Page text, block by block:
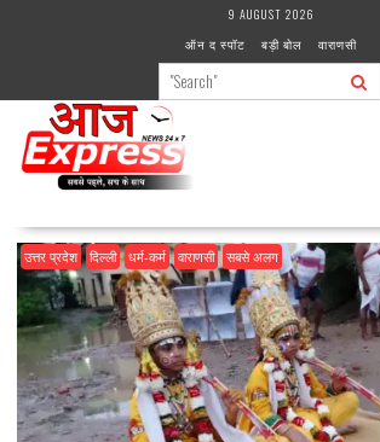
9 AUGUST 2026
ऑन द स्पॉट
बड़ी बोल वाराणसी
उत्तर प्रदेश दिल्ली धर्म-कर्म वाराणसी सबसे अलग